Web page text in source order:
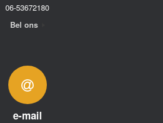
06-53672180
Bel ons
e-mail